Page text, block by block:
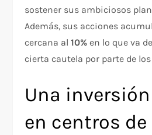
sostener sus ambiciosos
Además, sus acciones
cercana al10% en lo que va
cierta cautela por parte de
Una
en centros